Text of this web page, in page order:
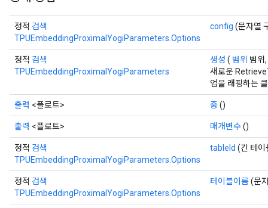
정적 검색
TPUEmbeddingProximalYogiParameters.Options
config (문자열
정적 검색
TPUEmbeddingProximalYogiParameters
생성 ( 범위 범
새로운
업을 래핑하는
출력 <플로트> 중()
출력 <플로트> 매개변수()
정적 검색
TPUEmbeddingProximalYogiParameters.Options
tableId (긴 테이
정적 검색
TPUEmbeddingProximalYogiParameters.Options
테이블이름(문